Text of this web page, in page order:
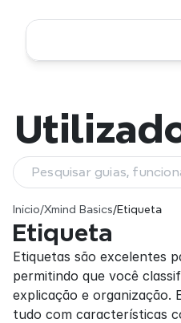
Início/Xmind Basics/Etiqueta
Etiqueta
Etiquetas são excelentes
permitindo que você
explicação e organização.
tudo com características
Pesquisar guias,
trabalho